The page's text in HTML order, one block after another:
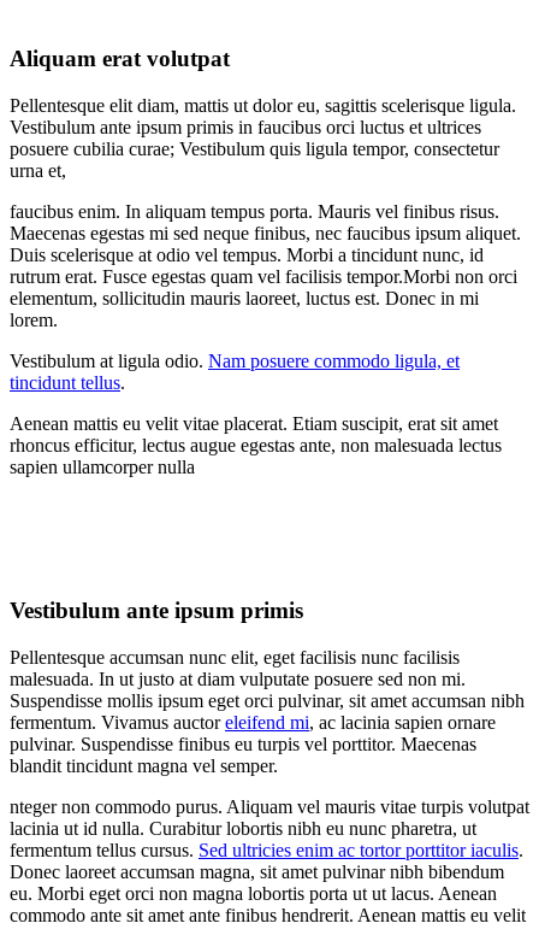
Aliquam erat volutpat
Pellentesque elit diam, mattis ut dolor eu, sagittis scelerisque ligula.
Vestibulum ante ipsum primis in faucibus orci luctus et ultrices
posuere cubilia curae; Vestibulum quis ligula tempor, consectetur
urna et,
faucibus enim. In aliquam tempus porta. Mauris vel finibus risus.
Maecenas egestas mi sed neque finibus, nec faucibus ipsum aliquet.
Duis scelerisque at odio vel tempus. Morbi a tincidunt nunc, id
rutrum erat. Fusce egestas quam vel facilisis tempor.Morbi non orci
elementum, sollicitudin mauris laoreet, luctus est. Donec in mi
lorem.
Vestibulum at ligula odio. Nam posuere commodo ligula, et
tincidunt tellus.
Aenean mattis eu velit vitae placerat. Etiam suscipit, erat sit amet
rhoncus efficitur, lectus augue egestas ante, non malesuada lectus
sapien ullamcorper nulla
Vestibulum ante ipsum primis
Pellentesque accumsan nunc elit, eget facilisis nunc facilisis
malesuada. In ut justo at diam vulputate posuere sed non mi.
Suspendisse mollis ipsum eget orci pulvinar, sit amet accumsan nibh
fermentum. Vivamus auctoreleifend mi, ac lacinia sapien ornare
pulvinar. Suspendisse finibus eu turpis vel porttitor. Maecenas
blandit tincidunt magna vel semper.
nteger non commodo purus. Aliquam vel mauris vitae turpis volutpat
lacinia ut id nulla. Curabitur lobortis nibh eu nunc pharetra, ut
fermentum tellus cursus. Sed ultricies enim ac tortor porttitor iaculis.
Donec laoreet accumsan magna, sit amet pulvinar nibh bibendum
eu. Morbi eget orci non magna lobortis porta ut ut lacus. Aenean
commodo ante sit amet ante finibus hendrerit. Aenean mattis eu velit